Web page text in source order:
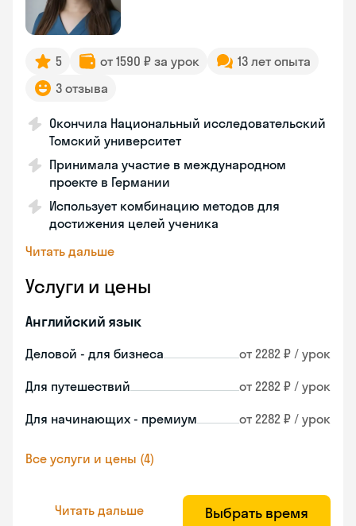
5 от 1590 ₽ за урок
13 лет опыта
3 отзыва
Окончила Национальный исследовательский
Томский университет
Принимала участие в международном
проекте в Германии
Использует комбинацию методов для
достижения целей ученика
Читать дальше
Услуги и цены
Английский язык
Деловой - для бизнеса от 2282 ₽ / урок
Для путешествий от 2282 ₽ / урок
Для начинающих - премиум от 2282 ₽ / урок
Все услуги и цены (4)
Читать дальше Выбрать время